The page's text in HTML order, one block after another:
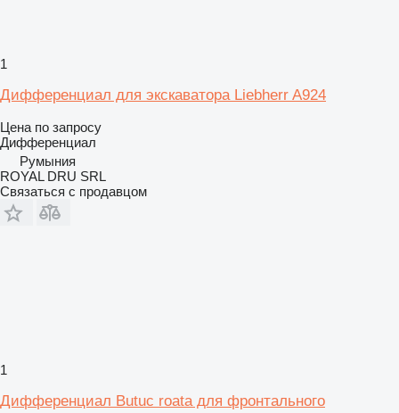
1
Дифференциал для экскаватора Liebherr A924
Цена по запросу
Дифференциал
Румыния
ROYAL DRU SRL
Связаться с продавцом
1
Дифференциал Butuc roata для фронтального